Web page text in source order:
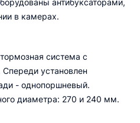
антибуксаторами,
в камерах.
система с
установлен
- однопоршневый.
диаметра: 270 и 240 мм.